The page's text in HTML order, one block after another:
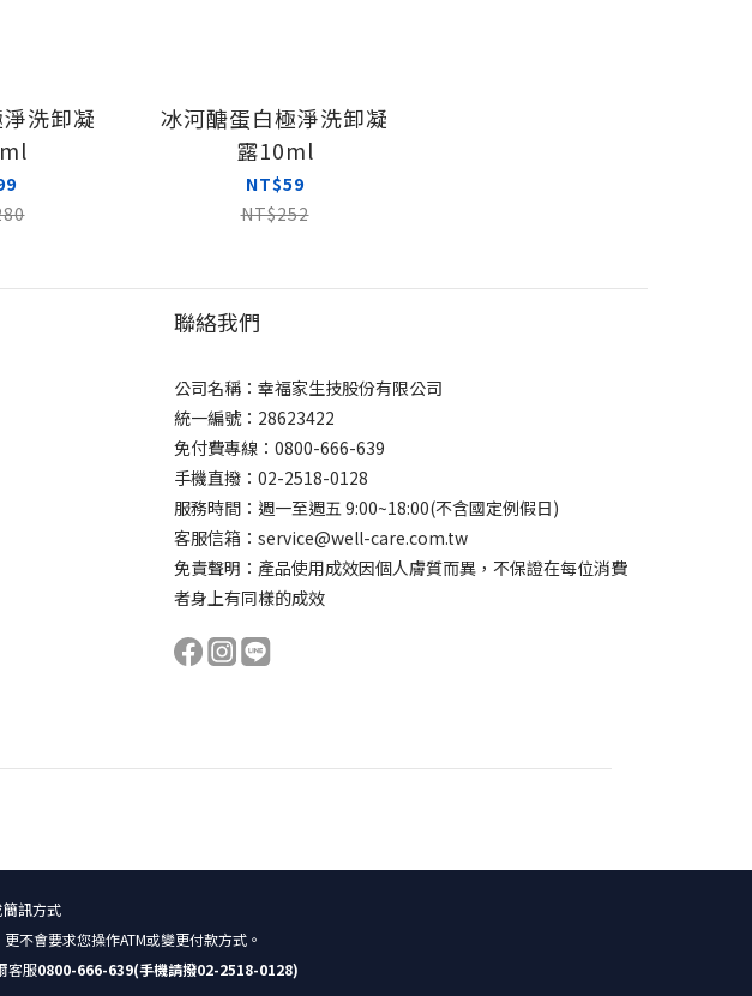
洗卸凝
冰河醣蛋白極淨洗卸凝
露10ml
NT$59
NT$252
聯絡我們
公司名稱：幸福家生技股份有限公司
統一編號：28623422
免付費專線：0800-666-639
手機直撥：02-2518-0128
服務時間：週一至週五 9:00~18:00(不含國定例假日)
客服信箱：service@well-care.com.tw
免責聲明：產品使用成效因個人膚質而異，不保證在每位消費
者身上有同樣的成效
訊方式
不會要求您操作ATM或變更付款方式。
客服0800-666-639(手機請撥02-2518-0128)